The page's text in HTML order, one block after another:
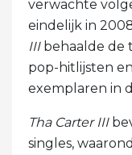
verwachte
eindelijk in
IIIbehaalde de
pop-hitlijsten
exemplaren in
Tha Carter III
singles,